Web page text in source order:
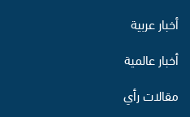
أخبار عربية
أخبار عالمية
مقالات رأي